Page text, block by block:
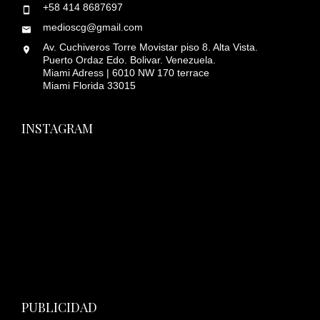
+58 414 8687697
medioscg@gmail.com
Av. Cuchiveros Torre Movistar piso 8. Alta Vista.
Puerto Ordaz Edo. Bolivar. Venezuela.
Miami Adress | 6010 NW 170 terrace
Miami Florida 33015
INSTAGRAM
PUBLICIDAD